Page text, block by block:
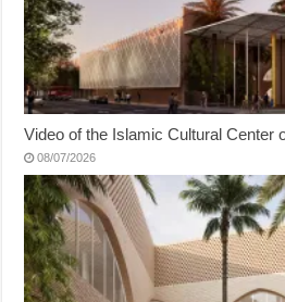
Video of the Islamic Cultural Center
08/07/2026